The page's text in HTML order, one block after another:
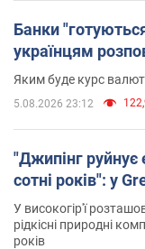
Банки
українцям
Яким буде курс
5.08.2026 23:12
"Джипінг руйнує
сотні років": у
У високогір'ї
рідкісні природні
років